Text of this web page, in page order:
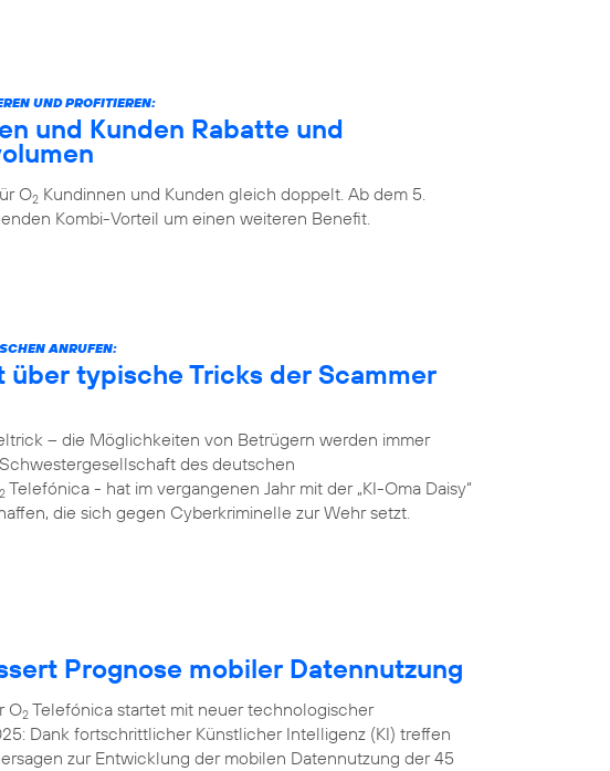
UND PROFITIEREN:
und Kunden Rabatte und
O2 Kundinnen und Kunden gleich doppelt. Ab dem 5.
Kombi-Vorteil um einen weiteren Benefit.
ANRUFEN:
über typische Tricks der Scammer
– die Möglichkeiten von Betrügern werden immer
des deutschen
2 Telefónica - hat im vergangenen Jahr mit der „KI-Oma Daisy“
die sich gegen Cyberkriminelle zur Wehr setzt.
Prognose mobiler Datennutzung
O2 Telefónica startet mit neuer technologischer
Dank fortschrittlicher Künstlicher Intelligenz (KI) treffen
zur Entwicklung der mobilen Datennutzung der 45